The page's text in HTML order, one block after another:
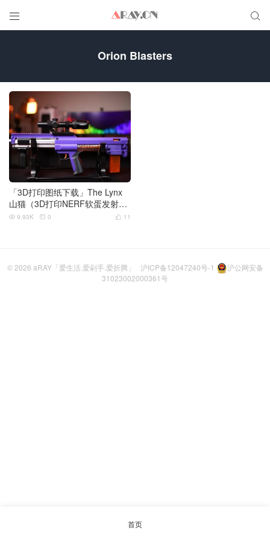
 
Orion Blasters
「3D打印图纸下载」The Lynx
山猫（3D打印NERF软蛋发射
器）
 11
 9.93K  0
© 2026 aRAY「爱生活.爱剁手.爱折腾」 沪ICP备12047240号-1
沪公网安备
31023002000361号
首页